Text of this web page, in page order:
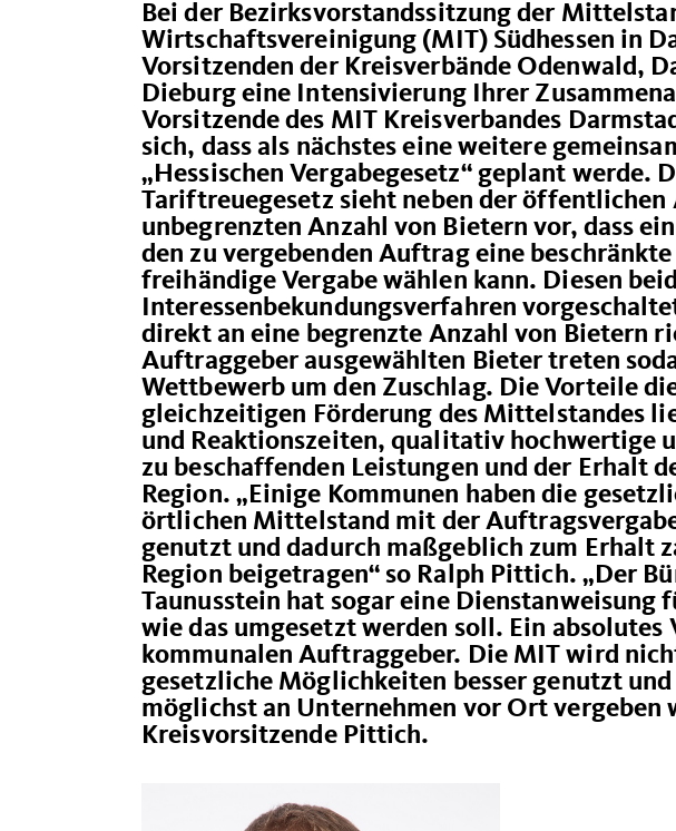
Bei der Bezirksvorstandssitzung der
Wirtschaftsvereinigung (MIT) Südhessen in
Vorsitzenden der Kreisverbände Odenwald,
Dieburg eine Intensivierung Ihrer
Vorsitzende des MIT Kreisverbandes
sich, dass als nächstes eine weitere
Hessischen Vergabegesetz“ geplant werde.
Tariftreuegesetz sieht neben der
unbegrenzten Anzahl von Bietern vor, dass
den zu vergebenden Auftrag eine
freihändige Vergabe wählen kann. Diesen
Interessenbekundungsverfahren
direkt an eine begrenzte Anzahl von Bietern
Auftraggeber ausgewählten Bieter treten
Wettbewerb um den Zuschlag. Die Vorteile
gleichzeitigen Förderung des Mittelstandes
und Reaktionszeiten, qualitativ hochwertige
zu beschaffenden Leistungen und der Erhalt
Region. „Einige Kommunen haben die
örtlichen Mittelstand mit der
genutzt und dadurch maßgeblich zum Erhalt
Region beigetragen“ so Ralph Pittich. „Der
Taunusstein hat sogar eine Dienstanweisung
wie das umgesetzt werden soll. Ein absolutes
kommunalen Auftraggeber. Die MIT wird
gesetzliche Möglichkeiten besser genutzt
möglichst an Unternehmen vor Ort vergeben
Kreisvorsitzende Pittich.